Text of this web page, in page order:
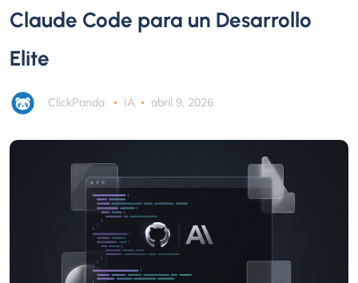
Claude Code para un Desarrollo
Elite
ClickPanda IA abril 9, 2026